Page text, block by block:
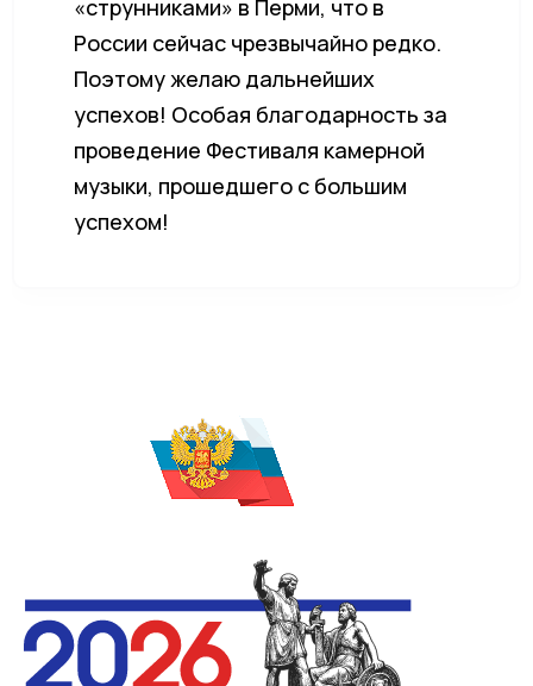
«струнниками» в Перми, что в
России сейчас чрезвычайно редко.
Поэтому желаю дальнейших
успехов! Особая благодарность за
проведение Фестиваля камерной
музыки, прошедшего с большим
успехом!